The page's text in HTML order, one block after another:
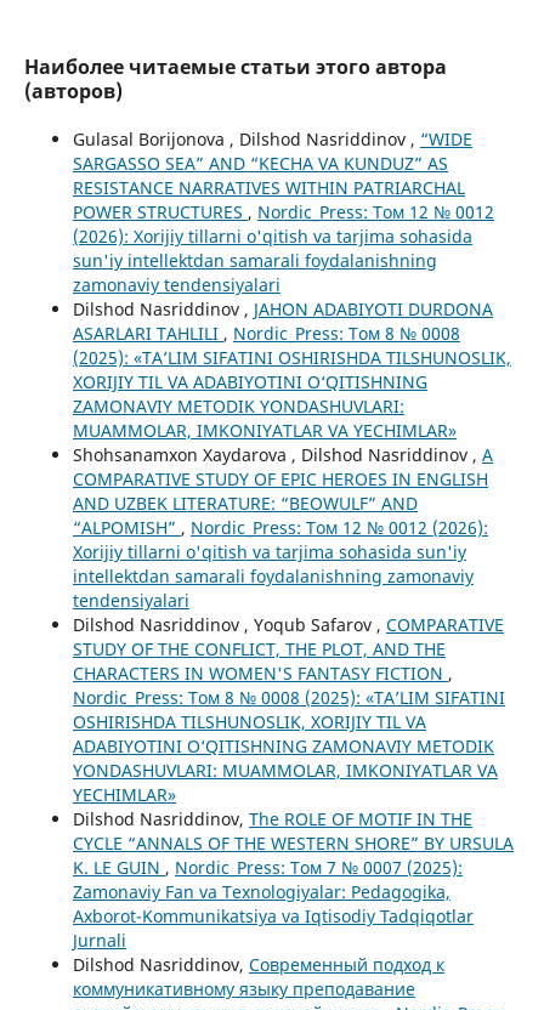
Наиболее читаемые статьи этого автора
(авторов)
Gulasal Borijonova , Dilshod Nasriddinov , “WIDE
SARGASSO SEA” AND “KECHA VA KUNDUZ” AS
RESISTANCE NARRATIVES WITHIN PATRIARCHAL
POWER STRUCTURES , Nordic_Press: Том 12 № 0012
(2026): Xorijiy tillarni o'qitish va tarjima sohasida
sun'iy intellektdan samarali foydalanishning
zamonaviy tendensiyalari
Dilshod Nasriddinov , JAHON ADABIYOTI DURDONA
ASARLARI TAHLILI , Nordic_Press: Том 8 № 0008
(2025): «TA’LIM SIFATINI OSHIRISHDA TILSHUNOSLIK,
XORIJIY TIL VA ADABIYOTINI O‘QITISHNING
ZAMONAVIY METODIK YONDASHUVLARI:
MUAMMOLAR, IMKONIYATLAR VA YECHIMLAR»
Shohsanamxon Xaydarova , Dilshod Nasriddinov , A
COMPARATIVE STUDY OF EPIC HEROES IN ENGLISH
AND UZBEK LITERATURE: “BEOWULF” AND
“ALPOMISH” , Nordic_Press: Том 12 № 0012 (2026):
Xorijiy tillarni o'qitish va tarjima sohasida sun'iy
intellektdan samarali foydalanishning zamonaviy
tendensiyalari
Dilshod Nasriddinov , Yoqub Safarov , COMPARATIVE
STUDY OF THE CONFLICT, THE PLOT, AND THE
CHARACTERS IN WOMEN'S FANTASY FICTION ,
Nordic_Press: Том 8 № 0008 (2025): «TA’LIM SIFATINI
OSHIRISHDA TILSHUNOSLIK, XORIJIY TIL VA
ADABIYOTINI O‘QITISHNING ZAMONAVIY METODIK
YONDASHUVLARI: MUAMMOLAR, IMKONIYATLAR VA
YECHIMLAR»
Dilshod Nasriddinov, The ROLE OF MOTIF IN THE
CYCLE “ANNALS OF THE WESTERN SHORE” BY URSULA
K. LE GUIN , Nordic_Press: Том 7 № 0007 (2025):
Zamonaviy Fan va Texnologiyalar: Pedagogika,
Axborot-Kommunikatsiya va Iqtisodiy Tadqiqotlar
Jurnali
Dilshod Nasriddinov, Современный подход к
коммуникативному языку преподавание